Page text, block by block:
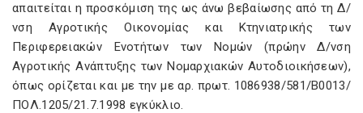
απαιτείται η προσκόμιση της ως άνω βεβαίωσης από τη Δ/
νση Αγροτικής Οικονομίας και Κτηνιατρικής των
Περιφερειακών Ενοτήτων των Νομών (πρώην Δ/νση
Αγροτικής Ανάπτυξης των Νομαρχιακών Αυτοδιοικήσεων),
όπως ορίζεται και με την με αρ. πρωτ. 1086938/581/Β0013/
ΠΟΛ.1205/21.7.1998 εγκύκλιο.